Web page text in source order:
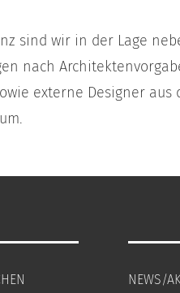
sind wir in der Lage
nach
externe Designer aus
NEWS/